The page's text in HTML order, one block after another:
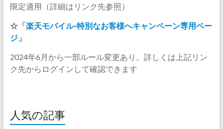
限定適用（詳細はリンク先参照）
☆「楽天モバイル-特別なお客様へキャンペーン専用ペー
ジ」
2024年6月から一部ルール変更あり。詳しくは上記リン
ク先からログインして確認できます
人気の記事